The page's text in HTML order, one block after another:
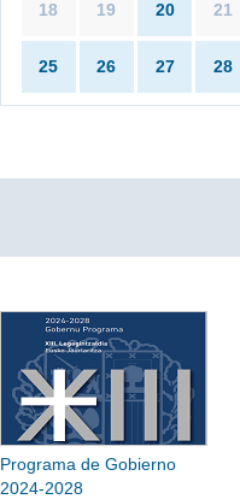
18 19 20 21
25 26 27 28
Programa de Gobierno
2024-2028